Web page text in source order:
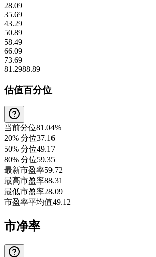
28.09
35.69
43.29
50.89
58.49
66.09
73.69
81.2988.89
估值百分位
当前分位81.04%
20% 分位37.16
50% 分位49.17
80% 分位59.35
最新市盈率59.72
最高市盈率88.31
最低市盈率28.09
市盈率平均值49.12
市净率